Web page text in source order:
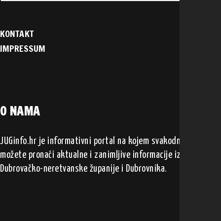
KONTAKT
IMPRESSUM
O NAMA
JUGinfo.hr je informativni portal na kojem svakodnevno
možete pronaći aktualne i zanimljive informacije iz
Dubrovačko-neretvanske županije i Dubrovnika.